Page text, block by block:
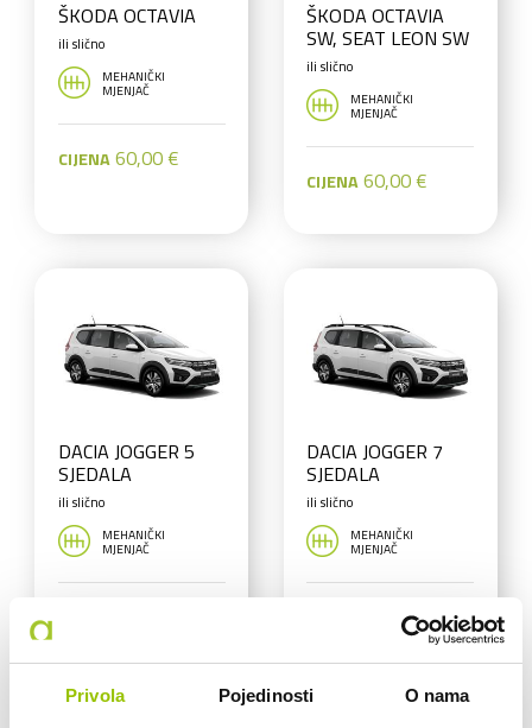
Privola Pojedinosti O nama
ŠKODA OCTAVIA
ili slično
MEHANIČKI
MJENJAČ
CIJENA60,00 €
ŠKODA OCTAVIA
SW, SEAT LEON SW
ili slično
MEHANIČKI
MJENJAČ
CIJENA60,00 €
DACIA JOGGER 5
SJEDALA
ili slično
MEHANIČKI
MJENJAČ
DACIA JOGGER 7
SJEDALA
ili slično
MEHANIČKI
MJENJAČ
70,00 €